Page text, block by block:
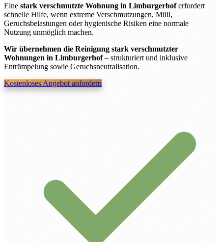
Eine stark verschmutzte Wohnung in Limburgerhoferfordert
schnelle Hilfe, wenn extreme Verschmutzungen, Müll,
Geruchsbelastungen oder hygienische Risiken eine normale
Nutzung unmöglich machen.
Wir übernehmen die Reinigung stark verschmutzter
Wohnungen in Limburgerhof– strukturiert und inklusive
Entrümpelung sowie Geruchsneutralisation.
Kostenloses Angebot anfordern